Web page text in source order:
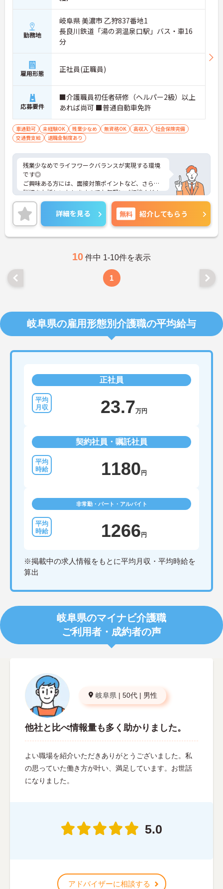
勤務地
岐阜県 美濃市 乙狩837番地1
長良川鉄道「湯の洞温泉口駅」バス・車16
分
雇用形態 正社員(正職員)
応募要件
■介護職員初任者研修（ヘルパー2級）以上
あれば尚可 ■普通自動車免許
車通勤可 未経験OK 残業少なめ 無資格OK 高収入
社会保険完備
交通費支給
退職金制度あり
残業少なめでライフワークバランスが実現する環境
です◎
ご興味ある方には、面接対策ポイントなど、さらに
詳細をお話しいたしますのでお気軽にご相談くださ
い！
詳細を見る 無料 紹介してもらう
10 件中 1-10件を表示
1
岐阜県の雇用形態別介護職の平均給与
正社員
23.7万円
契約社員・嘱託社員
1180円
非常勤・パート・アルバイト
1266円
※掲載中の求人情報をもとに平均月収・平均時給を
算出
岐阜県のマイナビ介護職
ご利用者・成約者の声
岐阜県 | 50代 | 男性
他社と比べ情報量も多く助かりました。
よい職場を紹介いただきありがとうございました。私
の思っていた働き方が叶い、満足しています。お世話
になりました。
5.0
アドバイザーに相談する